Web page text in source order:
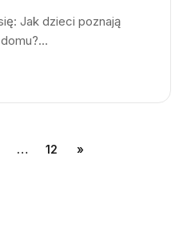
Jak dzieci poznają
… 12 »